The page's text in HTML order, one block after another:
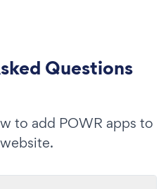
Questions
to add POWR apps to